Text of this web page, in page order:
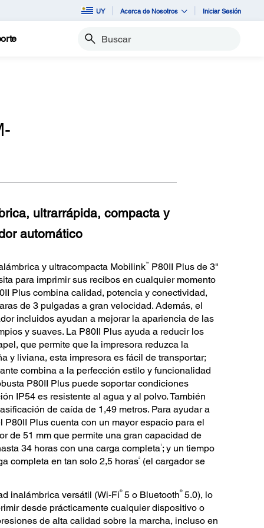
UY Acerca de Nosotros Iniciar Sesión
Buscar
ultrarrápida, compacta y
automático
y ultracompacta Mobilink™P80II Plus de 3"
para imprimir sus recibos en cualquier momento
Plus combina calidad, potencia y conectividad,
de 3 pulgadas a gran velocidad. Además, el
incluidos ayudan a mejorar la apariencia de las
y suaves. La P80II Plus ayuda a reducir los
que permite que la impresora reduzca la
y liviana, esta impresora es fácil de transportar;
combina a la perfección estilo y funcionalidad
P80II Plus puede soportar condiciones
IP54 es resistente al agua y al polvo. También
de caída de 1,49 metros. Para ayudar a
Plus cuenta con un mayor espacio para el
de 51 mm que permite una gran capacidad de
34 horas con una carga completa1; y un tiempo
completa en tan solo 2,5 horas2(el cargador se
inalámbrica versátil (Wi-Fi®5 o Bluetooth®5.0), lo
desde prácticamente cualquier dispositivo o
de alta calidad sobre la marcha, incluso en